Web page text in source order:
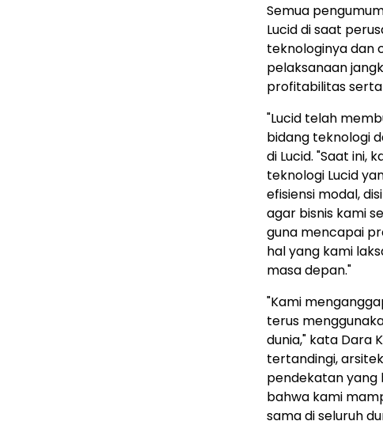
Semua
Lucid di saat
teknologinya dan
pelaksanaan
profitabilitas
"Lucid telah
bidang teknologi
di Lucid. "Saat ini,
teknologi Lucid
efisiensi modal,
agar bisnis kami
guna mencapai
hal yang kami
masa depan."
"Kami
terus
dunia," kata Dara
tertandingi,
pendekatan yang
bahwa kami
sama di seluruh